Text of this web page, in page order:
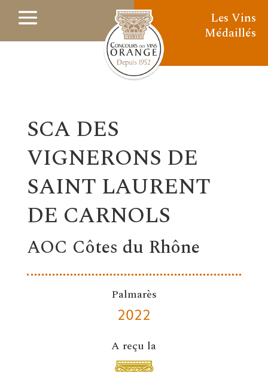
Les Vins
Médaillés
SCA DES
VIGNERONS DE
SAINT LAURENT
DE CARNOLS
AOC Côtes du Rhône
Palmarès
2022
A reçu la